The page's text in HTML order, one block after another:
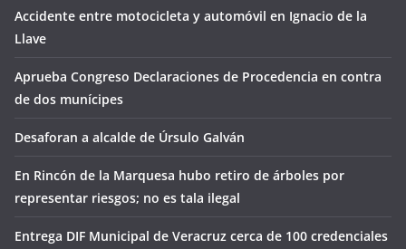
Accidente entre motocicleta y automóvil en Ignacio de la
Llave
Aprueba Congreso Declaraciones de Procedencia en contra
de dos munícipes
Desaforan a alcalde de Úrsulo Galván
En Rincón de la Marquesa hubo retiro de árboles por
representar riesgos; no es tala ilegal
Entrega DIF Municipal de Veracruz cerca de 100 credenciales